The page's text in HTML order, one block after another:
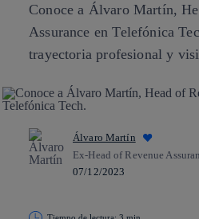
Conoce a Álvaro Martín,
Assurance en Telefónica
trayectoria profesional y
Álvaro Martín
Ex-Head of Revenue
07/12/2023